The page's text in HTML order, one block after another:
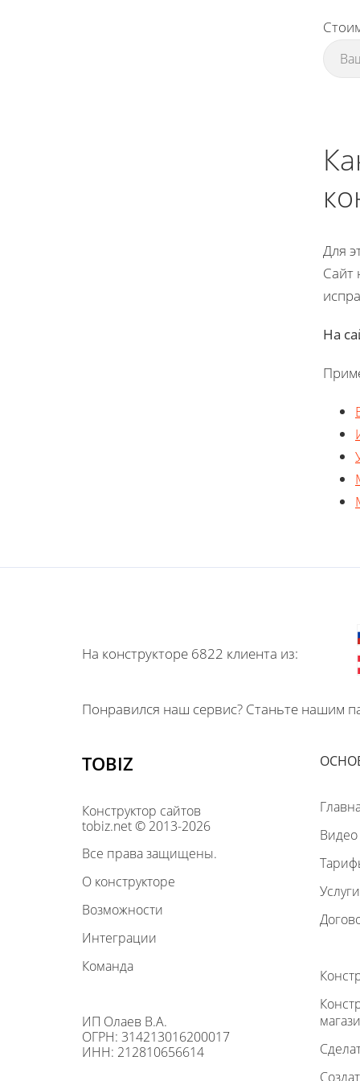
Для
Сайт
На
На конструкторе 6822 клиента из:
Понравился наш сервис? Станьте нашим
TOBIZ
Конструктор сайтов
tobiz.net © 2013-2026
Все права защищены.
О конструкторе
Возможности
Интеграции
Команда
ИП Олаев В.А.
ОГРН: 314213016200017
ИНН: 212810656614
Видео
Услуги